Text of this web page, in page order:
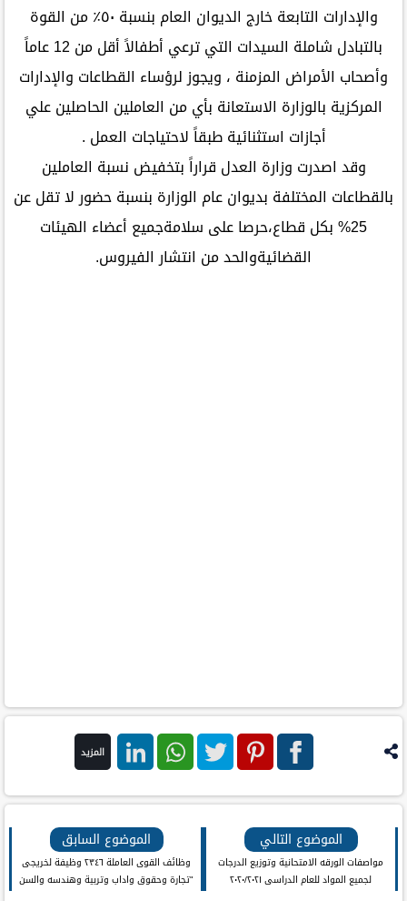
والإدارات التابعة خارج الديوان العام بنسبة ٥٠٪؜ من القوة
بالتبادل شاملة السيدات التي ترعي أطفالاً أقل من 12 عاماً
وأصحاب الأمراض المزمنة ، ويجوز لرؤساء القطاعات والإدارات
المركزية بالوزارة الاستعانة بأي من العاملين الحاصلين علي
أجازات استثنائية طبقاً لاحتياجات العمل .
وقد اصدرت وزارة العدل قراراً بتخفيض نسبة العاملين
بالقطاعات المختلفة بديوان عام الوزارة بنسبة حضور لا تقل عن
25% بكل قطاع،حرصا على سلامةجميع أعضاء الهيئات
القضائيةوالحد من انتشار الفيروس.
بوك
المزيد
الموضوع التالي
مواصفات الورقه الامتحانية وتوزيع الدرجات
لجميع المواد للعام الدراسى ٢٠٢٠/٢٠٢١
الموضوع السابق
وظائف القوى العاملة ٢٣٤٦ وظيفة لخريجى
"تجارة وحقوق واداب وتربية وهندسه والسن